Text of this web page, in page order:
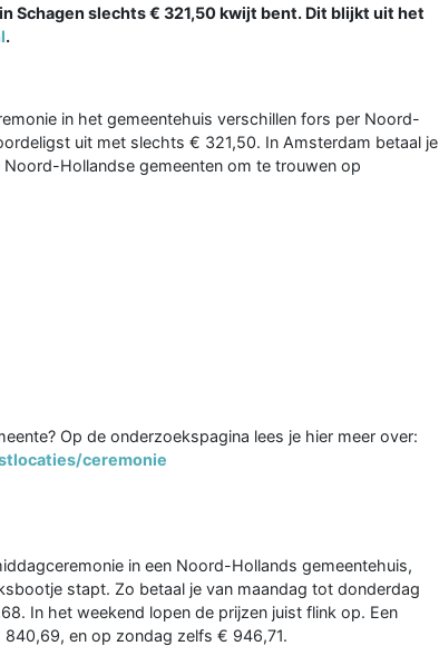
Schagen slechts € 321,50 kwijt bent. Dit blijkt uit het
.
in het gemeentehuis verschillen fors per Noord-
uit met slechts € 321,50. In Amsterdam betaal je
Hollandse gemeenten om te trouwen op
Op de onderzoekspagina lees je hier meer over:
ceremonie
in een Noord-Hollands gemeentehuis,
stapt. Zo betaal je van maandag tot donderdag
In het weekend lopen de prijzen juist flink op. Een
en op zondag zelfs € 946,71.